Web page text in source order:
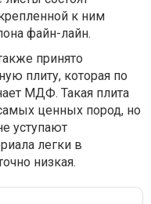
к ним
файн-лайн.
принято
плиту, которая по
МДФ. Такая плита
ценных пород, но
уступают
легки в
низкая.